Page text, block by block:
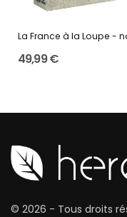
49,99 €
© 2026 - Tous droits